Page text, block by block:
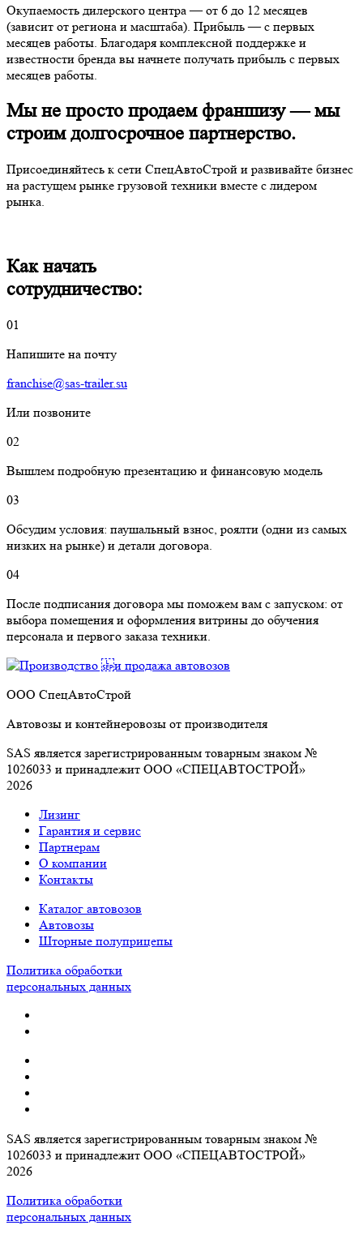
Окупаемость дилерского центра — от 6 до 12 месяцев
(зависит от региона и масштаба). Прибыль — с первых
месяцев работы. Благодаря комплексной поддержке и
известности бренда вы начнете получать прибыль с первых
месяцев работы.
Мы не просто продаем франшизу —мы
строим долгосрочное партнерство.
Присоединяйтесь к сети СпецАвтоСтрой и развивайте бизнес
на растущем рынке грузовой техники вместе с лидером
рынка.
Как начать
сотрудничество:
01
Напишите на почту
franchise@sas-trailer.su
Или позвоните
02
Вышлем подробную презентацию и финансовую модель
03
Обсудим условия: паушальный взнос, роялти (одни из самых
низких на рынке) и детали договора.
04
После подписания договора мы поможем вам с запуском: от
выбора помещения и оформления витрины до обучения
персонала и первого заказа техники.
ООО СпецАвтоСтрой
Автовозы и контейнеровозы от производителя
SAS является зарегистрированным товарным знаком №
1026033 и принадлежит ООО «СПЕЦАВТОСТРОЙ»
2026
Лизинг
Гарантия и сервис
Партнерам
О компании
Контакты
Каталог автовозов
Автовозы
Шторные полуприцепы
Политика обработки
персональных данных
SAS является зарегистрированным товарным знаком №
1026033 и принадлежит ООО «СПЕЦАВТОСТРОЙ»
2026
Политика обработки
персональных данных